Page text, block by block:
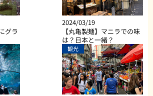
グラ
2024/03/19
【丸亀製麺】マニラでの味
は？日本と一緒？
観光